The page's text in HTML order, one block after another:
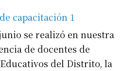
se realizó en nuestra
de docentes de
del Distrito, la